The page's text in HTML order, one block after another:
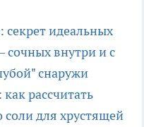
секрет идеальных
сочных внутри и с
снаружи
рассчитать
соли для хрустящей